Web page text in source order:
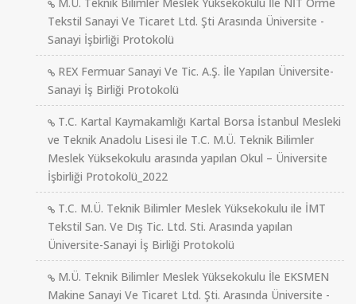
Tekstil Sanayi Ve Ticaret Ltd. Şti Arasında Üniversite -
Sanayi İşbirliği Protokolü
REX Fermuar Sanayi Ve Tic. A.Ş. İle Yapılan Üniversite-
Sanayi İş Birliği Protokolü
T.C. Kartal Kaymakamlığı Kartal Borsa İstanbul Mesleki
ve Teknik Anadolu Lisesi ile T.C. M.Ü. Teknik Bilimler
Meslek Yüksekokulu arasında yapılan Okul – Üniversite
İşbirliği Protokolü_2022
T.C. M.Ü. Teknik Bilimler Meslek Yüksekokulu ile İMT
Tekstil San. Ve Dış Tic. Ltd. Sti. Arasında yapılan
Üniversite-Sanayi İş Birliği Protokolü
M.Ü. Teknik Bilimler Meslek Yüksekokulu İle EKSMEN
Makine Sanayi Ve Ticaret Ltd. Şti. Arasında Üniversite -